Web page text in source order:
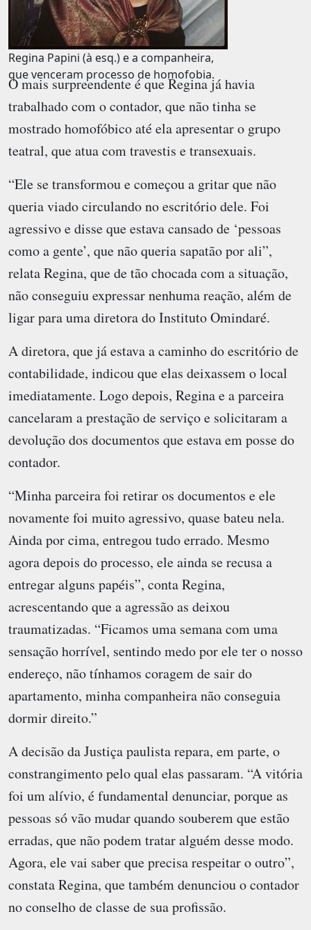
Regina Papini (à esq.) e a companheira,
que venceram processo de homofobia.
O mais surpreendente é que Regina já havia
trabalhado com o contador, que não tinha se
mostrado homofóbico até ela apresentar o grupo
teatral, que atua com travestis e transexuais.
“Ele se transformou e começou a gritar que não
queria viado circulando no escritório dele. Foi
agressivo e disse que estava cansado de ‘pessoas
como a gente’, que não queria sapatão por ali”,
relata Regina, que de tão chocada com a situação,
não conseguiu expressar nenhuma reação, além de
ligar para uma diretora do Instituto Omindaré.
A diretora, que já estava a caminho do escritório de
contabilidade, indicou que elas deixassem o local
imediatamente. Logo depois, Regina e a parceira
cancelaram a prestação de serviço e solicitaram a
devolução dos documentos que estava em posse do
contador.
“Minha parceira foi retirar os documentos e ele
novamente foi muito agressivo, quase bateu nela.
Ainda por cima, entregou tudo errado. Mesmo
agora depois do processo, ele ainda se recusa a
entregar alguns papéis”, conta Regina,
acrescentando que a agressão as deixou
traumatizadas. “Ficamos uma semana com uma
sensação horrível, sentindo medo por ele ter o nosso
endereço, não tínhamos coragem de sair do
apartamento, minha companheira não conseguia
dormir direito.”
A decisão da Justiça paulista repara, em parte, o
constrangimento pelo qual elas passaram. “A vitória
foi um alívio, é fundamental denunciar, porque as
pessoas só vão mudar quando souberem que estão
erradas, que não podem tratar alguém desse modo.
Agora, ele vai saber que precisa respeitar o outro”,
constata Regina, que também denunciou o contador
no conselho de classe de sua profissão.